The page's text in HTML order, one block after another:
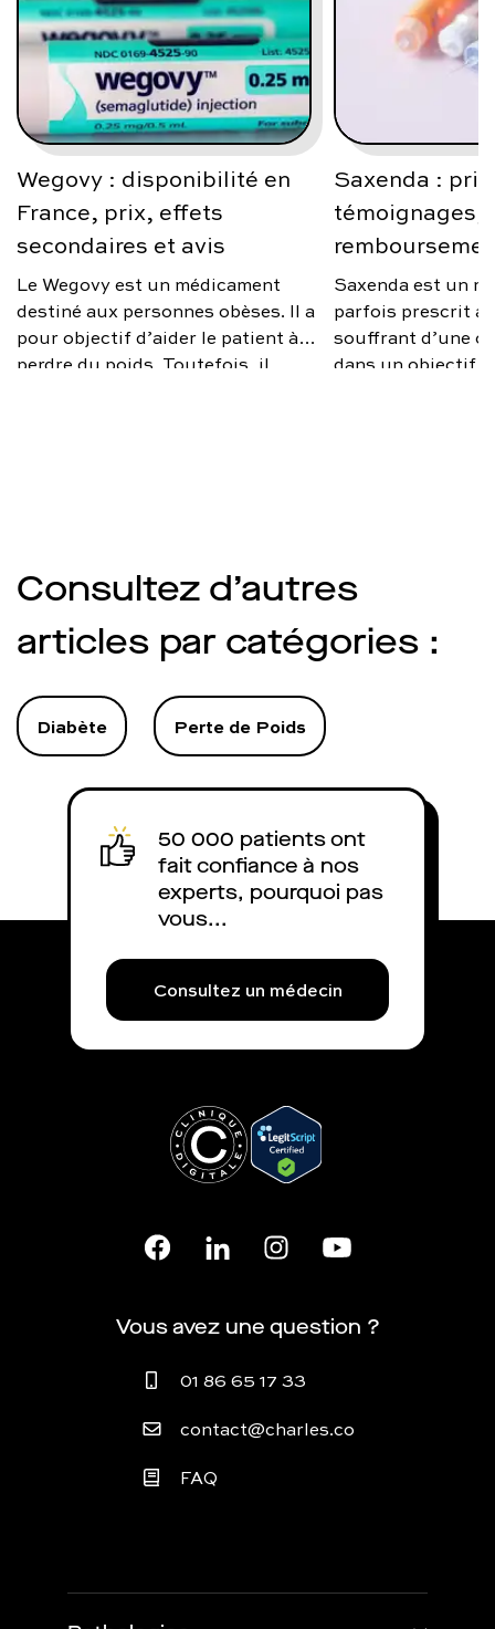
Wegovy : disponibilité en
France, prix, effets
secondaires et avis
Le Wegovy est un médicament
destiné aux personnes obèses. Il a
pour objectif d’aider le patient à
perdre du poids. Toutefois, il
Saxenda :
témoignages,
Saxenda est un
parfois prescrit
souffrant d’une
dans un objectif
de Saxenda ?
médecins ? Quel
est-il remboursé
explique.
Consultez d’autres
articles par catégories :
Diabète Perte de Poids
50 000 patients ont
fait confiance à nos
experts, pourquoi pas
vous...
Consultez un médecin
Vous avez une question ?
01 86 65 17 33
contact@charles.co
FAQ